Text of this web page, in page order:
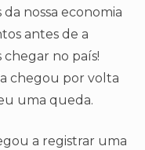
nossa economia
antes de a
no país!
chegou por volta
uma queda.
a registrar uma